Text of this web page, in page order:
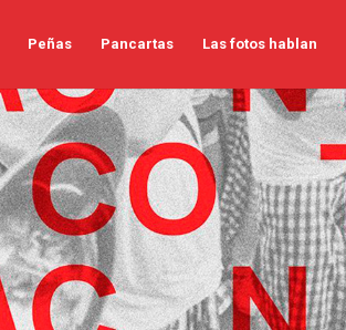
Peñas Pancartas Las fotos hablan